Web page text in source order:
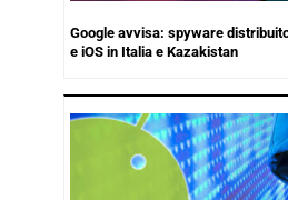
Google avvisa: spyware
e iOS in Italia e Kazakistan